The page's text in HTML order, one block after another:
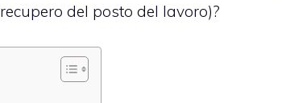
recupero del posto del lavoro)?